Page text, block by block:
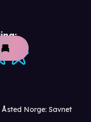
Norge: Savnet